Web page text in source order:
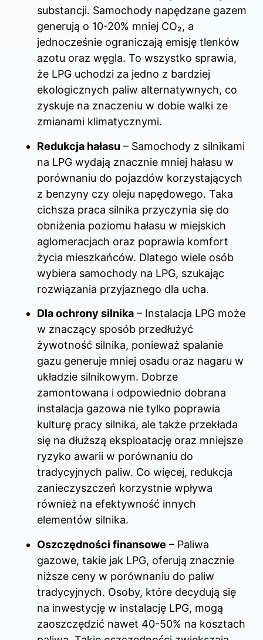
substancji. Samochody napędzane gazem
generują o 10-20% mniej CO₂, a
jednocześnie ograniczają emisję tlenków
azotu oraz węgla. To wszystko sprawia,
że LPG uchodzi za jedno z bardziej
ekologicznych paliw alternatywnych, co
zyskuje na znaczeniu w dobie walki ze
zmianami klimatycznymi.
Redukcja hałasu – Samochody z silnikami
na LPG wydają znacznie mniej hałasu w
porównaniu do pojazdów korzystających
z benzyny czy oleju napędowego. Taka
cichsza praca silnika przyczynia się do
obniżenia poziomu hałasu w miejskich
aglomeracjach oraz poprawia komfort
życia mieszkańców. Dlatego wiele osób
wybiera samochody na LPG, szukając
rozwiązania przyjaznego dla ucha.
Dla ochrony silnika – Instalacja LPG może
w znaczący sposób przedłużyć
żywotność silnika, ponieważ spalanie
gazu generuje mniej osadu oraz nagaru w
układzie silnikowym. Dobrze
zamontowana i odpowiednio dobrana
instalacja gazowa nie tylko poprawia
kulturę pracy silnika, ale także przekłada
się na dłuższą eksploatację oraz mniejsze
ryzyko awarii w porównaniu do
tradycyjnych paliw. Co więcej, redukcja
zanieczyszczeń korzystnie wpływa
również na efektywność innych
elementów silnika.
Oszczędności finansowe – Paliwa
gazowe, takie jak LPG, oferują znacznie
niższe ceny w porównaniu do paliw
tradycyjnych. Osoby, które decydują się
na inwestycję w instalację LPG, mogą
zaoszczędzić nawet 40-50% na kosztach